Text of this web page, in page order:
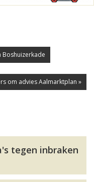
Boshuizerkade
om advies Aalmarktplan »
tegen inbraken